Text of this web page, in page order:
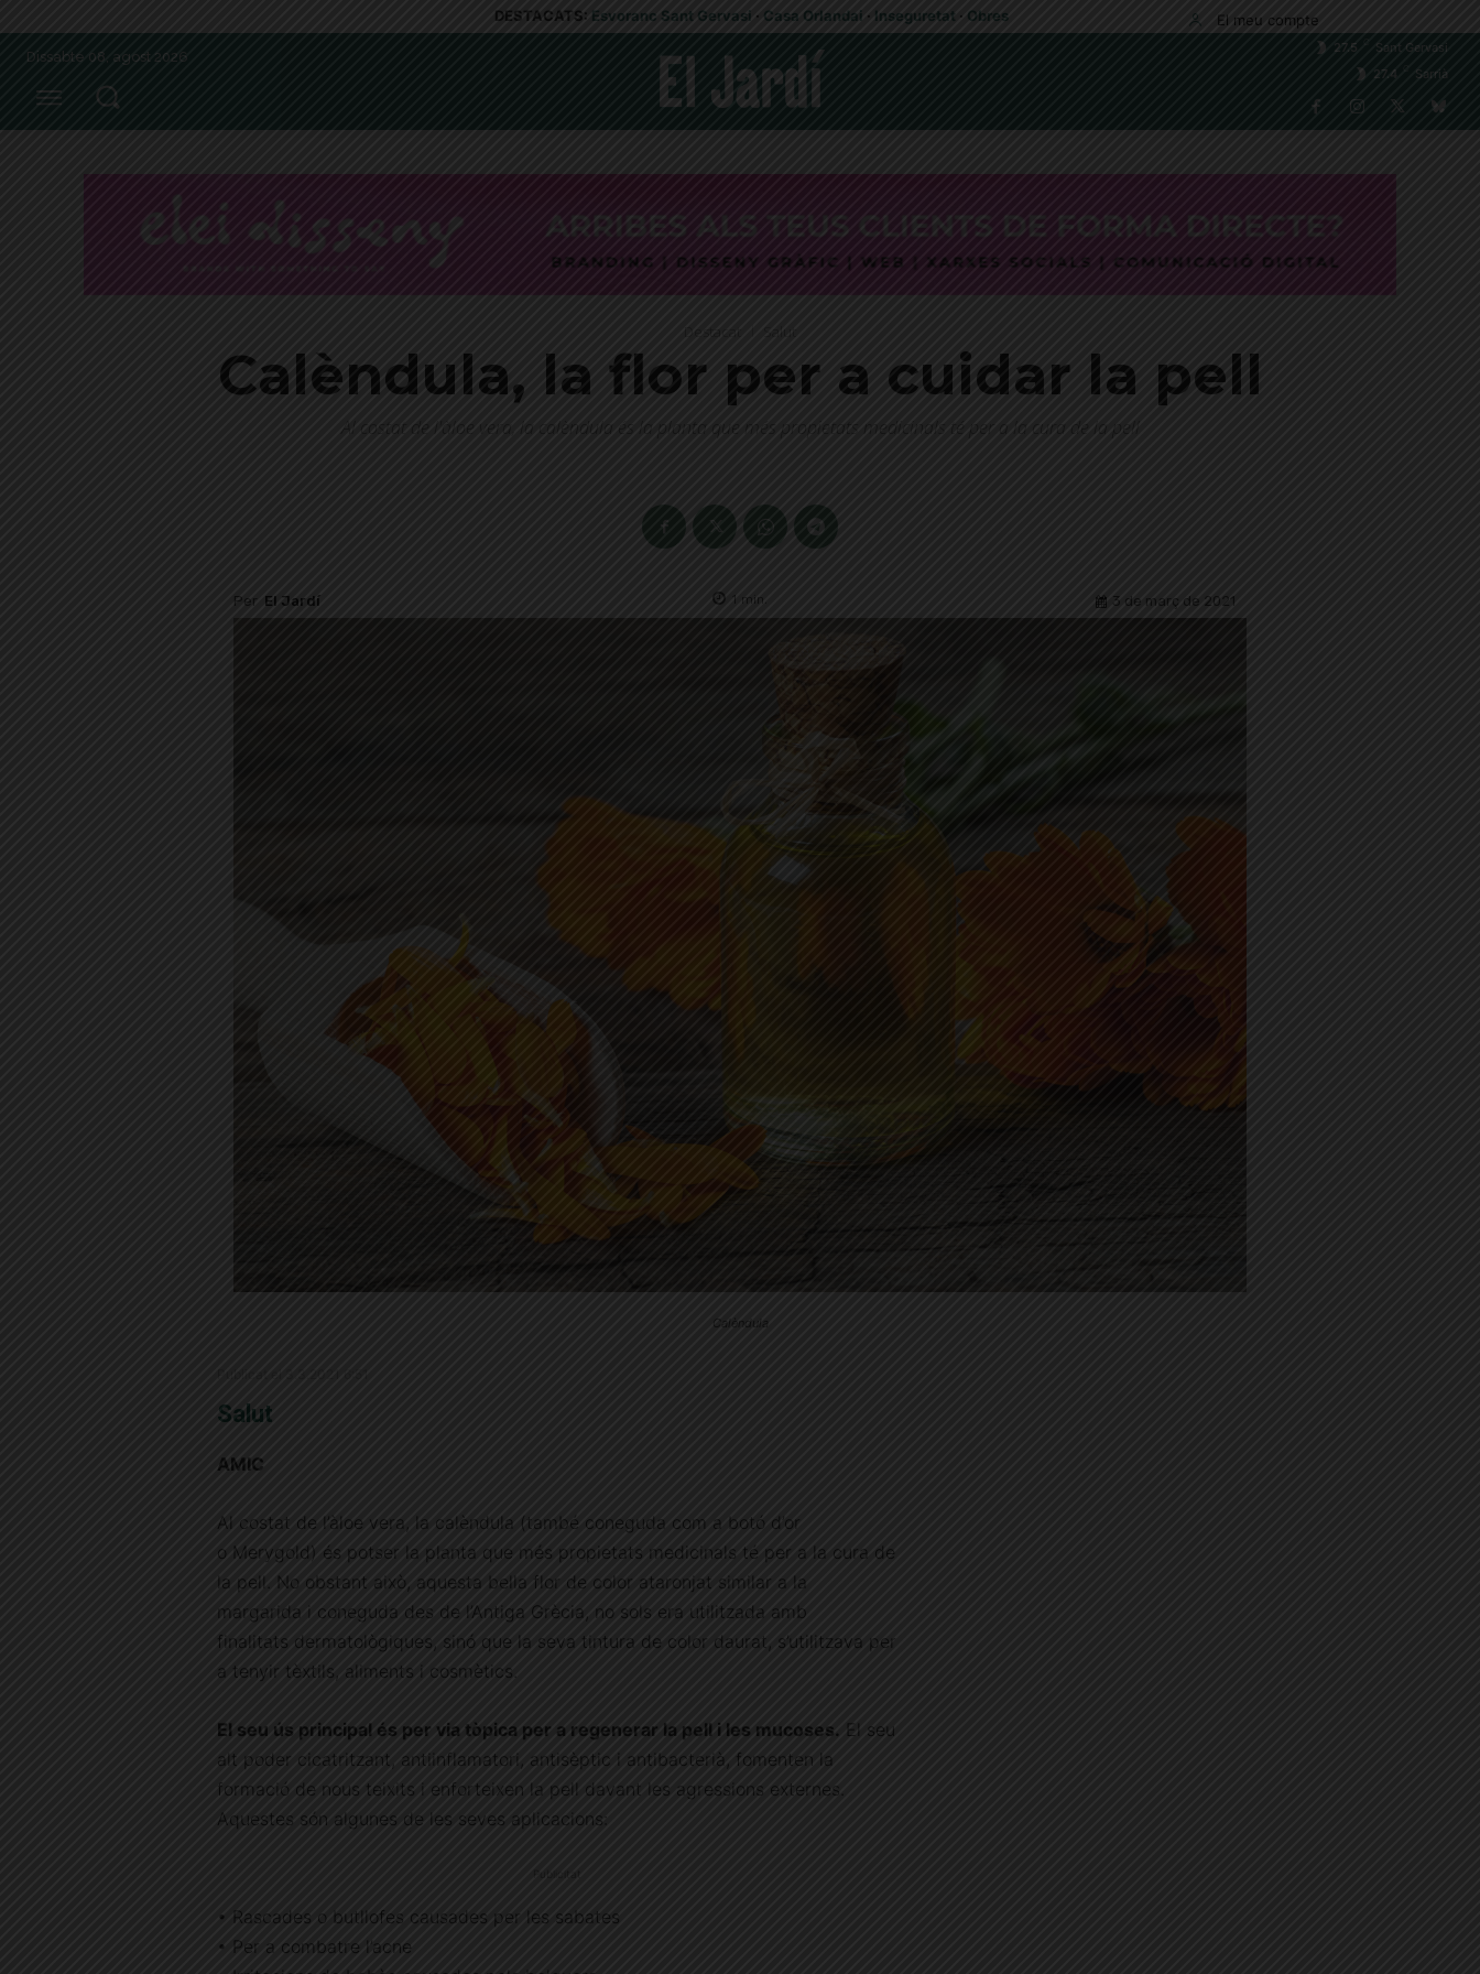
DESTACATS: Esvoranc Sant Gervasi · Casa Orlandai · Inseguretat · Obres El meu compte
Dissabte 08, agost 2026
27.5
Sant Gervasi
27.4
Sarrià
Destacat
Calèndula, la flor per a cuidar la pell
Al costat de l'àloe vera, la calèndula és la planta que més propietats medicinals té per a la cura de la pell
Per El Jardí 1 min. 3 de març de 2021
Calèndula
Salut
AMIC
Al costat de l’àloe vera, la calèndula (també coneguda com a botó d’or
o Merygold) és potser la planta que més propietats medicinals té per a la cura de
la pell. No obstant això, aquesta bella flor de color ataronjat similar a la
margarida i coneguda des de l’Antiga Grècia, no sols era utilitzada amb
finalitats dermatològiques, sinó que la seva tintura de color daurat, s’utilitzava per
a tenyir tèxtils, aliments i cosmètics.
El seu ús principal és per via tòpica per a regenerar la pell i les mucoses. El seu
alt poder cicatritzant, antiinflamatori, antisèptic i antibacterià, fomenten la
formació de nous teixits i enforteixen la pell davant les agressions externes.
Aquestes són algunes de les seves aplicacions:
• Rascades o butllofes causades per les sabates
• Per a combatre l’acne